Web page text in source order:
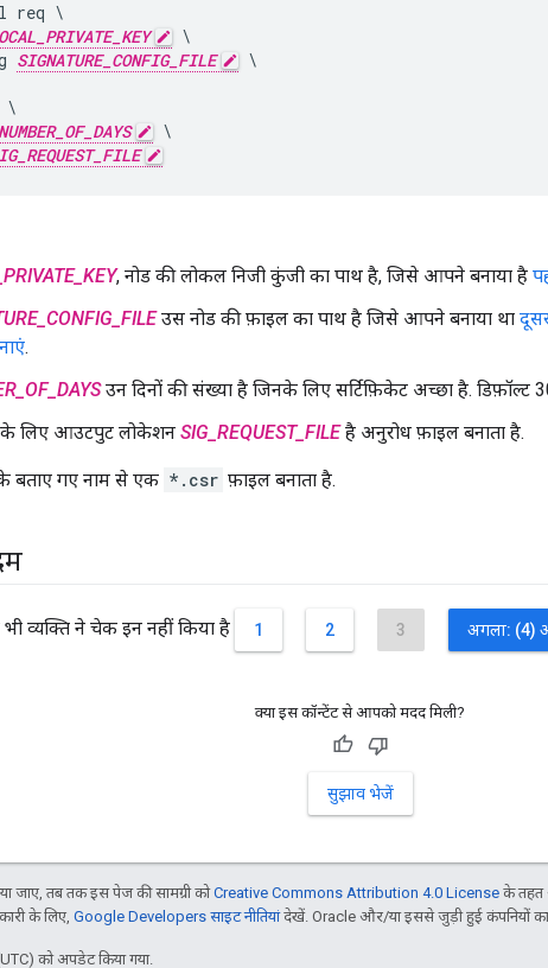
req \
\
SIGNATURE_CONFIG_FILE
\
\
NUMBER_OF_DAYS
\
, नोड की लोकल निजी कुंजी का पाथ है, जिसे आपने बनाया है
उस नोड की फ़ाइल का पाथ है जिसे आपने बनाया था
.
उन दिनों की संख्या है जिनके लिए सर्टिफ़िकेट अच्छा है. डिफ़ॉल्ट
के लिए आउटपुट लोकेशन SIG_REQUEST_FILEहै अनुरोध फ़ाइल बनाता है.
बताए गए नाम से एक *.csr फ़ाइल बनाता है.
व्यक्ति ने चेक इन नहीं किया है 1 2 3 अगला: (4)
क्या इस कॉन्टेंट से आपको मदद मिली?
सुझाव भेजें
तब तक इस पेज की सामग्री कोCreative Commons Attribution 4.0 License के तहत
के लिए, Google Developers साइट नीतियांदेखें. Oracle और/या इससे जुड़ी हुई कंपनियों
को अपडेट किया गया.